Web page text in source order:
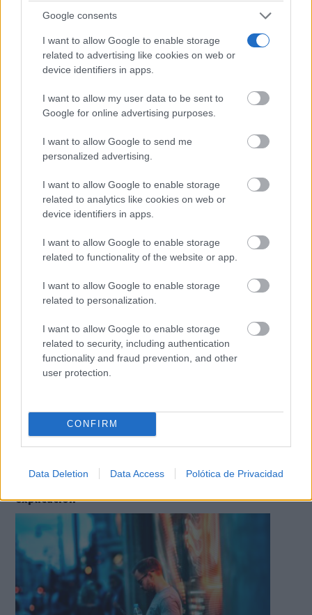
Google consents
I want to allow Google to enable storage
related to advertising like cookies on web or
device identifiers in apps.
I want to allow my user data to be sent to
Google for online advertising purposes.
I want to allow Google to send me
personalized advertising.
I want to allow Google to enable storage
related to analytics like cookies on web or
device identifiers in apps.
I want to allow Google to enable storage
related to functionality of the website or app.
I want to allow Google to enable storage
related to personalization.
I want to allow Google to enable storage
related to security, including authentication
functionality and fraud prevention, and other
user protection.
CONFIRM
Data Deletion Data Access Polótica de Privacidad
9 apps que valen oro
No son populares, pero sí extraordinariamente
útiles
El truco contra la cal
Di adiós a la cal del baño con estos sencillos consejos
No es tu imaginación
¿Ves caras en enchufes, coches o nubes? Tiene
explicación